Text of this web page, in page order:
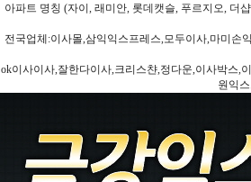
아파트 명칭 (자이, 래미안, 롯데캣슬, 푸르지오, 더
전국업체:이사몰,삼익익스프레스,모두이사,마미손
ok이사이사,잘한다이사,크리스챤,정다운,이사박스,
원익